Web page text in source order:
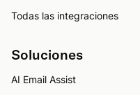
Todas las integraciones
Soluciones
AI Email Assist